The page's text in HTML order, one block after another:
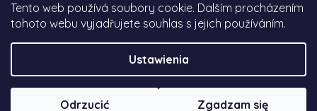
Tento web používá soubory cookie. Dalším procházením
tohoto webu vyjadřujete souhlas s jejich používáním.
Ustawienia
Odrzucić Zgadzam się
Copyright 2026Colour by Nikola. Wszystkie prawa